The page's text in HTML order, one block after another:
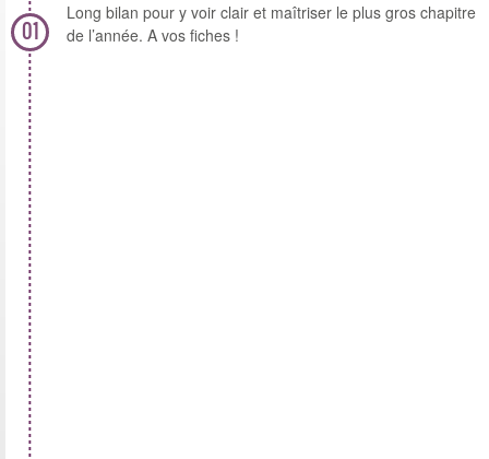
01
Long bilan pour y voir clair et maîtriser le plus gros chapitre
de l’année. A vos fiches !